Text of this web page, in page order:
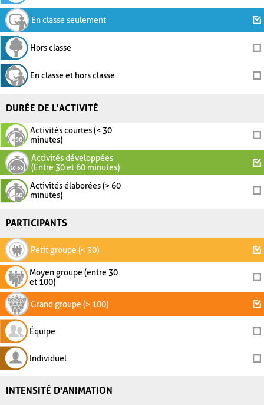
En classe seulement
Hors classe
En classe et hors classe
DURÉE DE L'ACTIVITÉ
Activités courtes (< 30
minutes)
Activités développées
(Entre 30 et 60 minutes)
Activités élaborées (> 60
minutes)
PARTICIPANTS
Petit groupe (< 30)
Moyen groupe (entre 30
et 100)
Grand groupe (> 100)
Équipe
Individuel
INTENSITÉ D'ANIMATION